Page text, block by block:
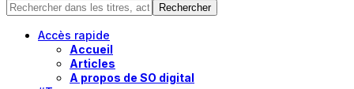
Accès rapide
Accueil
Articles
A propos de SO digital